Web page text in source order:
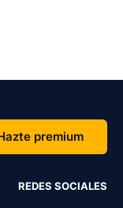
premium
REDES SOCIALES